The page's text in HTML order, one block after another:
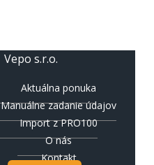
Vepo s.r.o.
Aktuálna ponuka
Manuálne zadanie údajov
Import z PRO100
O nás
Kontakt